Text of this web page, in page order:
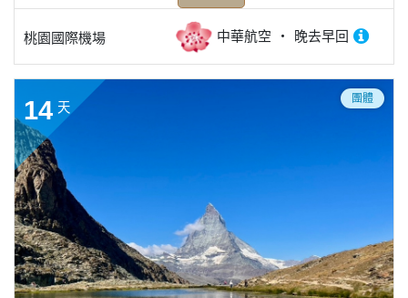
桃園國際機場 中華航空 晚去早回
14 天
團體